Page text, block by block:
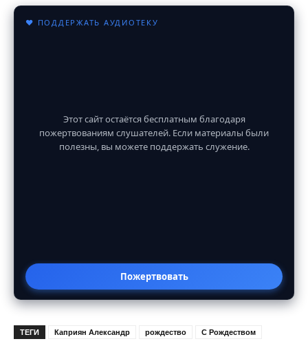
♥ ПОДДЕРЖАТЬ АУДИОТЕКУ
Этот сайт остаётся бесплатным благодаря
пожертвованиям слушателей. Если материалы были
полезны, вы можете поддержать служение.
Пожертвовать
ТЕГИ Каприян Александр рождество С Рождеством